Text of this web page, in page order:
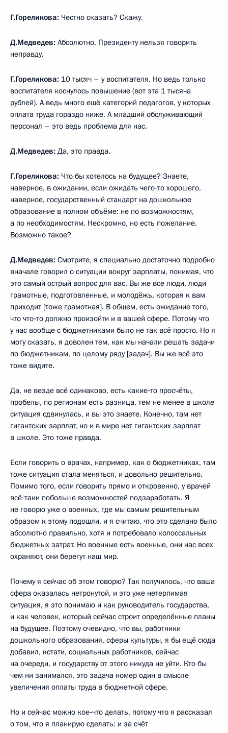
Г.Гореликова: Честно сказать? Скажу.
Д.Медведев: Абсолютно. Президенту нельзя говорить
неправду.
Г.Гореликова: 10 тысяч – у воспитателя. Но ведь только
воспитателя коснулось повышение (вот эта 1 тысяча
рублей). А ведь много ещё категорий педагогов, у которых
оплата труда гораздо ниже. А младший обслуживающий
персонал – это ведь проблема для нас.
Д.Медведев: Да, это правда.
Г.Гореликова: Что бы хотелось на будущее? Знаете,
наверное, в ожидании, если ожидать чего‑то хорошего,
наверное, государственный стандарт на дошкольное
образование в полном объёме: не по возможностям,
а по необходимостям. Нескромно, но есть пожелание.
Возможно такое?
Д.Медведев: Смотрите, я специально достаточно подробно
вначале говорил о ситуации вокруг зарплаты, понимая, что
это самый острый вопрос для вас. Вы же все люди, люди
грамотные, подготовленные, и молодёжь, которая к вам
приходит [тоже грамотная]. В общем, есть ожидание того,
что что‑то должно произойти и в вашей сфере. Потому что
у нас вообще с бюджетниками было не так всё просто. Но я
могу сказать, я доволен тем, как мы начали решать задачи
по бюджетникам, по целому ряду [задач]. Вы же всё это
тоже видите.
Да, не везде всё одинаково, есть какие‑то просчёты,
пробелы, по регионам есть разница, тем не менее в школе
ситуация сдвинулась, и вы это знаете. Конечно, там нет
гигантских зарплат, но и в мире нет гигантских зарплат
в школе. Это тоже правда.
Если говорить о врачах, например, как о бюджетниках, там
тоже ситуация стала меняться, и довольно решительно.
Помимо того, если говорить прямо и откровенно, у врачей
всё‑таки побольше возможностей подзаработать. Я
не говорю уже о военных, где мы самым решительным
образом к этому подошли, и я считаю, что это сделано было
абсолютно правильно, хотя и потребовало колоссальных
бюджетных затрат. Но военные есть военные, они нас всех
охраняют, они берегут наш мир.
Почему я сейчас об этом говорю? Так получилось, что ваша
сфера оказалась нетронутой, и это уже нетерпимая
ситуация, я это понимаю и как руководитель государства,
и как человек, который сейчас строит определённые планы
на будущее. Поэтому очевидно, что вы, работники
дошкольного образования, сферы культуры, я бы ещё сюда
добавил, кстати, социальных работников, сейчас
на очереди, и государству от этого никуда не уйти. Кто бы
чем ни занимался, это задача номер один в смысле
увеличения оплаты труда в бюджетной сфере.
Но и сейчас можно кое‑что делать, потому что я рассказал
о том, что я планирую сделать: и за счёт